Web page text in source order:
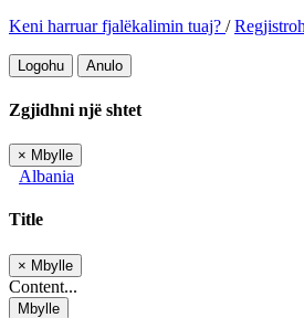
Keni harruar fjalëkalimin tuaj? /
Logohu Anulo
Zgjidhni një shtet
× Mbylle
Albania
Title
× Mbylle
Content...
Mbylle